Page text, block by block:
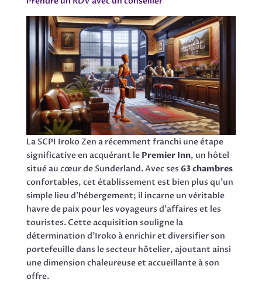
La SCPI Iroko Zen a récemment franchi une étape
significative en acquérant le Premier Inn, un hôtel
situé au cœur de Sunderland. Avec ses 63 chambres
confortables, cet établissement est bien plus qu’un
simple lieu d’hébergement; il incarne un véritable
havre de paix pour les voyageurs d’affaires et les
touristes. Cette acquisition souligne la
détermination d’Iroko à enrichir et diversifier son
portefeuille dans le secteur hôtelier, ajoutant ainsi
une dimension chaleureuse et accueillante à son
offre.